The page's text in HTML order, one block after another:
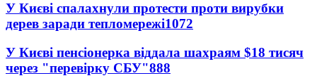
У Києві спалахнули протести проти вирубки
дерев заради тепломережі1072
У Києві пенсіонерка віддала шахраям $18 тисяч
через "перевірку СБУ"888